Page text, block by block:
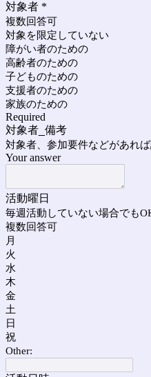
対象者 *
複数回答可
対象を限定していない
障がい者のための
高齢者のための
子どものための
支援者のための
家族のための
Required
対象者_備考
対象者、参加要件などがあれば
Your answer
活動曜日
毎週活動していない場合でも
複数回答可
月
火
水
木
金
土
日
祝
Other: